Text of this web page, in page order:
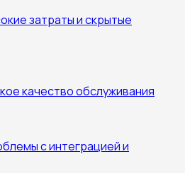
затраты и скрытые
качество обслуживания
с интеграцией и